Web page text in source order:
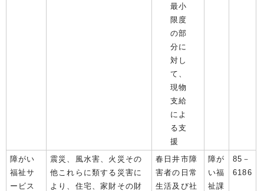
最小
限度
の部
分に
対し
て、
現物
支給
によ
る支
援
障がい
福祉サ
ービス
震災、風水害、火災その
他これらに類する災害に
より、住宅、家財その財
春日井市障
害者の日常
生活及び社
障が
い福
祉課
85－
6186